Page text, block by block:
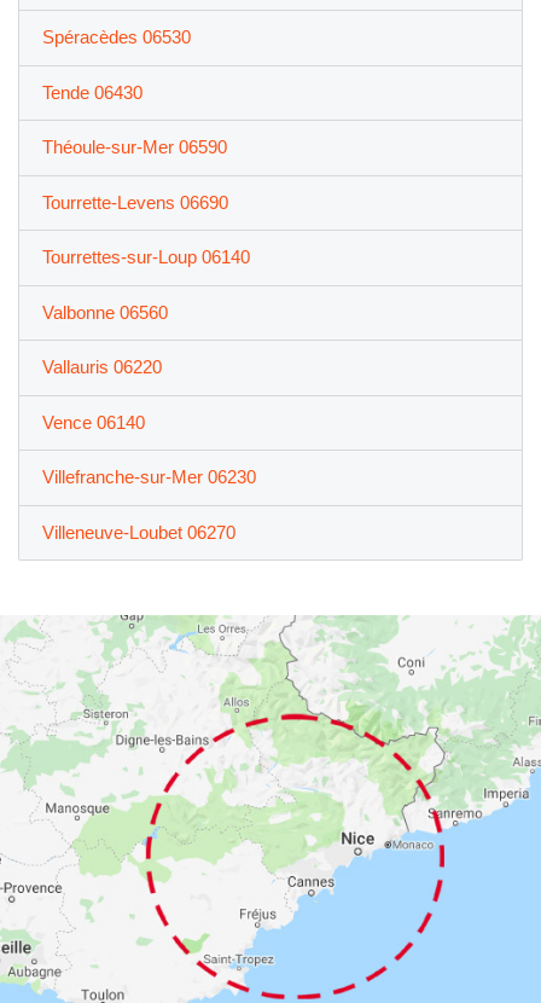
Spéracèdes 06530
Tende 06430
Théoule-sur-Mer 06590
Tourrette-Levens 06690
Tourrettes-sur-Loup 06140
Valbonne 06560
Vallauris 06220
Vence 06140
Villefranche-sur-Mer 06230
Villeneuve-Loubet 06270